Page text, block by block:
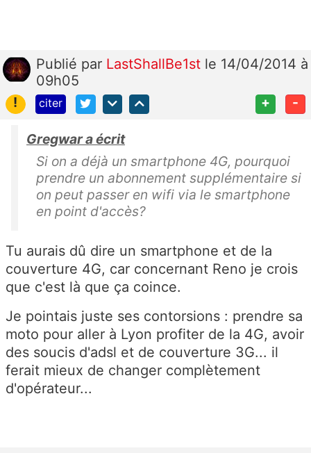
Publié par LastShallBe1st le 14/04/2014 à
09h05
!
citer + -
Gregwar a écrit
Si on a déjà un smartphone 4G, pourquoi
prendre un abonnement supplémentaire si
on peut passer en wifi via le smartphone
en point d'accès?
Tu aurais dû dire un smartphone et de la
couverture 4G, car concernant Reno je crois
que c'est là que ça coince.
Je pointais juste ses contorsions : prendre sa
moto pour aller à Lyon profiter de la 4G, avoir
des soucis d'adsl et de couverture 3G... il
ferait mieux de changer complètement
d'opérateur...